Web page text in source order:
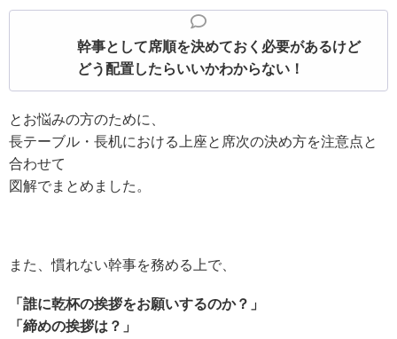
幹事として席順を決めておく必要があるけど
どう配置したらいいかわからない！
とお悩みの方のために、
長テーブル・長机における上座と席次の決め方を注意点と
合わせて
図解でまとめました。
また、慣れない幹事を務める上で、
「誰に乾杯の挨拶をお願いするのか？」
「締めの挨拶は？」